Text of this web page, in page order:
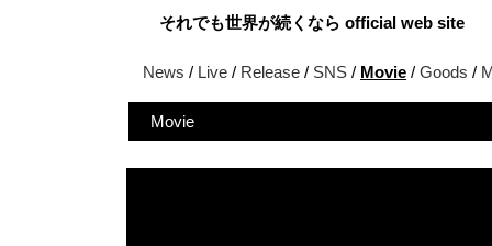
それでも世界が続くなら official web site
News / Live / Release / SNS / Movie / Goods /
Movie